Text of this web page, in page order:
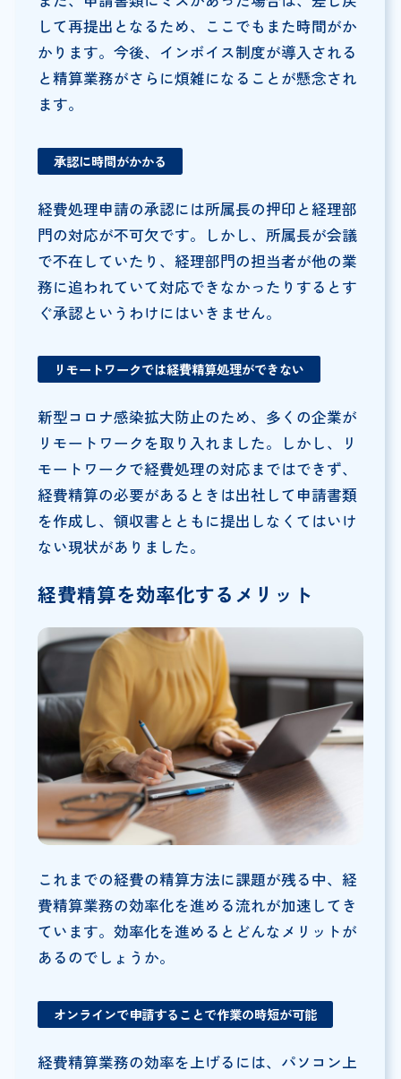
して再提出となるため、ここでもまた時間がか
かります。今後、インボイス制度が導入される
と精算業務がさらに煩雑になることが懸念され
ます。
承認に時間がかかる
経費処理申請の承認には所属長の押印と経理部
門の対応が不可欠です。しかし、所属長が会議
で不在していたり、経理部門の担当者が他の業
務に追われていて対応できなかったりするとす
ぐ承認というわけにはいきません。
リモートワークでは経費精算処理ができない
新型コロナ感染拡大防止のため、多くの企業が
リモートワークを取り入れました。しかし、リ
モートワークで経費処理の対応まではできず、
経費精算の必要があるときは出社して申請書類
を作成し、領収書とともに提出しなくてはいけ
ない現状がありました。
経費精算を効率化するメリット
これまでの経費の精算方法に課題が残る中、経
費精算業務の効率化を進める流れが加速してき
ています。効率化を進めるとどんなメリットが
あるのでしょうか。
オンラインで申請することで作業の時短が可能
経費精算業務の効率を上げるには、パソコン上